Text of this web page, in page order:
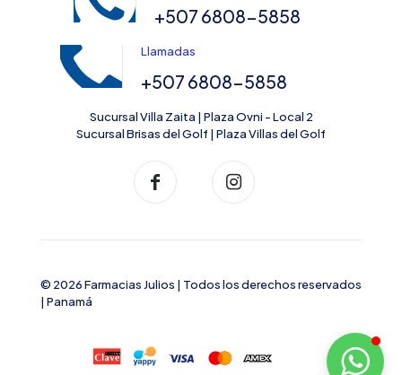
+507 6808-5858
Llamadas
+507 6808-5858
Sucursal Villa Zaita | Plaza Ovni - Local 2
Sucursal Brisas del Golf | Plaza Villas del Golf
© 2026 Farmacias Julios | Todos los derechos reservados
| Panamá